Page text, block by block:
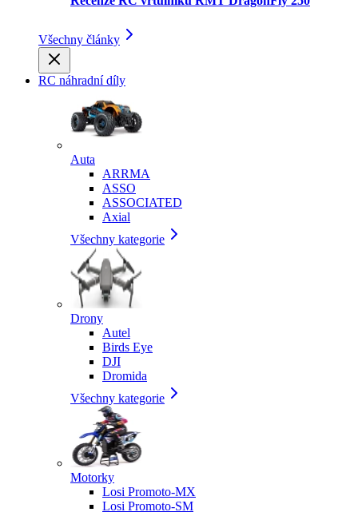
Všechny články
RC náhradní díly
Auta
ARRMA
ASSO
ASSOCIATED
Axial
Všechny kategorie
Drony
Autel
Birds Eye
DJI
Dromida
Všechny kategorie
Motorky
Losi Promoto-MX
Losi Promoto-SM